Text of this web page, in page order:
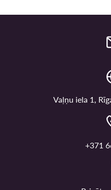
Vaļņu iela 1,
+371